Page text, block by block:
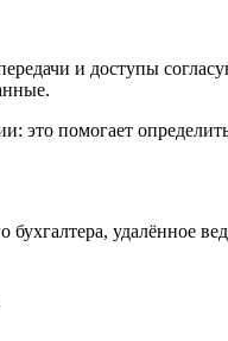
и доступы
это помогает
удалённое